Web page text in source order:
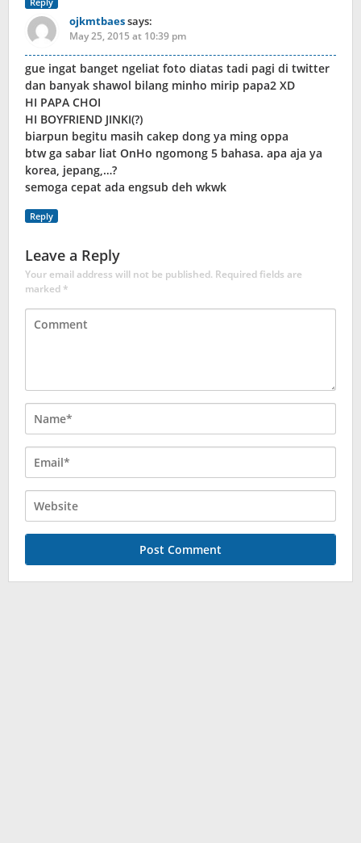
ojkmtbaessays:
May 25, 2015 at 10:39 pm
gue ingat banget ngeliat foto diatas tadi pagi di twitter
dan banyak shawol bilang minho mirip papa2 XD
HI PAPA CHOI
HI BOYFRIEND JINKI(?)
biarpun begitu masih cakep dong ya ming oppa
btw ga sabar liat OnHo ngomong 5 bahasa. apa aja ya
korea, jepang,…?
semoga cepat ada engsub deh wkwk
Reply
Leave a Reply
Your email address will not be published. Required fields are
marked*